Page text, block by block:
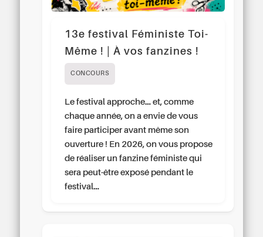
13e festival Féministe Toi-
Même ! | À vos fanzines !
CONCOURS
Le festival approche… et, comme
chaque année, on a envie de vous
faire participer avant même son
ouverture ! En 2026, on vous propose
de réaliser un fanzine féministe qui
sera peut-être exposé pendant le
festival…